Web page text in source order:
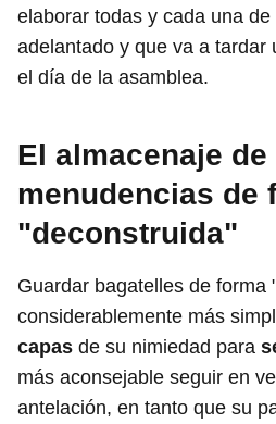
elaborar todas y cada una
adelantado y que va a tardar
el día de la asamblea.
El almacenaje de
menudencias de
"deconstruida"
Guardar bagatelles de forma
considerablemente más
capas de su nimiedad para
más aconsejable seguir en
antelación, en tanto que su